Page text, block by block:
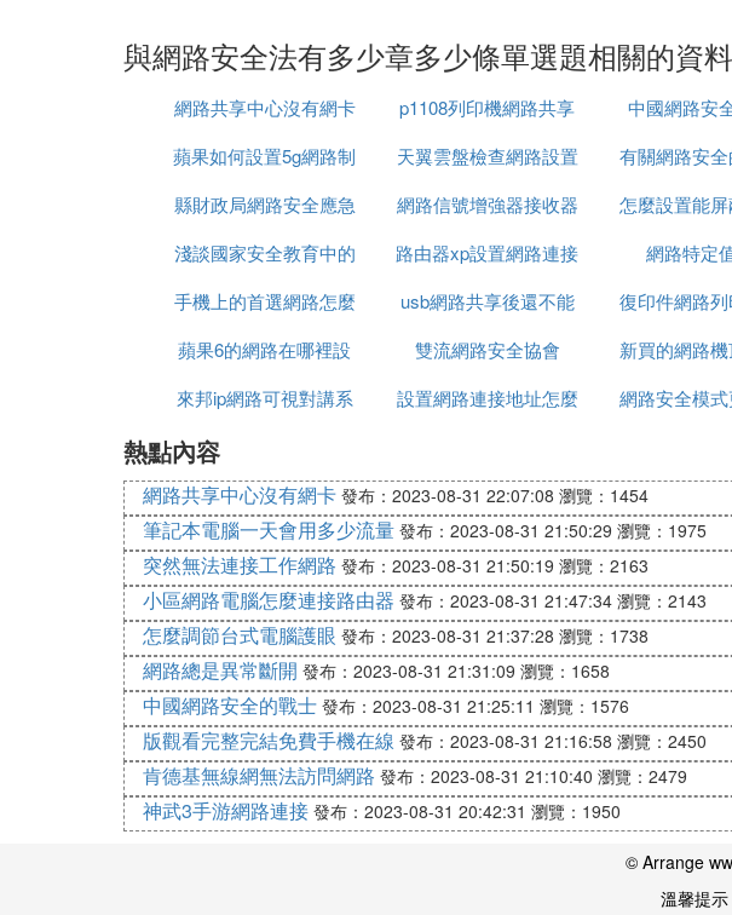
業自律，制定網路安全行為規范，指導會員加強網路安全保護
他組織依法使用網路的權利，促進網路接入普及，提升網路服
任何個人和組織使用網路應當遵守憲法法律，遵守公共秩序
淫穢色情信息，編造、傳播虛假信息擾亂經濟秩序和社會秩
研究開發有利於未成年人健康成長的網路產品和服務，依法
環境。第十四條任何個人和組織有權對危害網路安全的行為
部門職責的，應當及時移送有權處理的部門。
國務院標准化行政主管部門和國務院其他有關部門根據各自
家標准、行業標准。
政府應當統籌規劃，加大投入，扶持重點網路安全技術產業
護網路技術知識產權，支持企業、研究機構和高等學校等參與
❺ 網路安全法是為了保障網路安全維護什麼和國家
根據《中華人民共和國網路安全法》（中華人民共和國主席令
第一條：為了保障網路安全，維護網路空間主權和國家安全、
發展，制定本法。
《網路安全法》是我國網路安全領域的基礎性法律，共有七章
是引導我國網信事業沿著健康安全軌道運行的指南針，具有里
(5)網路安全法有多少章多少條單選題擴展閱讀：
《網路安全法》集中體現了網路空間各利益相關方普遍關心的
范和制度，這些規范和制度相互影響、相互作用、相互協調，
通過這些法律規范及制度，《網路安全法》確定了相關法定
與網路安全法有多少章多少條單選題相關的資料
網路共享中心沒有網卡 p1108列印機網路共享 中國網路安
蘋果如何設置5g網路制
式
天翼雲盤檢查網路設置
有關網路安
客作
縣財政局網路安全應急
演練報價
網路信號增強器接收器
設置
怎麼設置能
話
淺談國家安全教育中的
網路安全
路由器xp設置網路連接
無線路由器設置
網路特定
手機上的首選網路怎麼
設置
usb網路共享後還不能
上網
復印件網路
置
蘋果6的網路在哪裡設
置密碼
雙流網路安全協會
新買的網路
器怎麼
來邦ip網路可視對講系
設置網路連接地址怎麼
網路安全模
熱點內容
網路共享中心沒有網卡 發布：2023-08-31 22:07:08 瀏覽：1454
筆記本電腦一天會用多少流量 發布：2023-08-31 21:50:29 瀏覽：1975
突然無法連接工作網路 發布：2023-08-31 21:50:19 瀏覽：2163
小區網路電腦怎麼連接路由器 發布：2023-08-31 21:47:34 瀏覽：2143
怎麼調節台式電腦護眼 發布：2023-08-31 21:37:28 瀏覽：1738
網路總是異常斷開 發布：2023-08-31 21:31:09 瀏覽：1658
中國網路安全的戰士 發布：2023-08-31 21:25:11 瀏覽：1576
版觀看完整完結免費手機在線 發布：2023-08-31 21:16:58 瀏覽：2450
肯德基無線網無法訪問網路 發布：2023-08-31 21:10:40 瀏覽：2479
神武3手游網路連接 發布：2023-08-31 20:42:31 瀏覽：1950
© Arrange
溫馨提